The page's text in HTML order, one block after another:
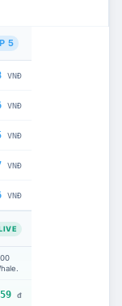
5
VNĐ
VNĐ
VNĐ
VNĐ
VNĐ
đ